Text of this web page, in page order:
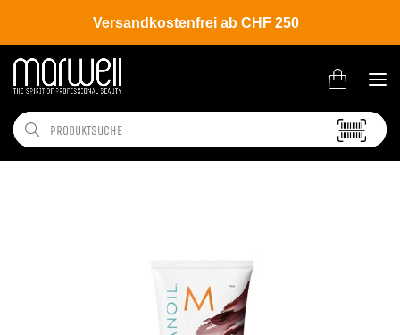
Versandkostenfrei ab CHF 250
Shop Brands Moroccanoil